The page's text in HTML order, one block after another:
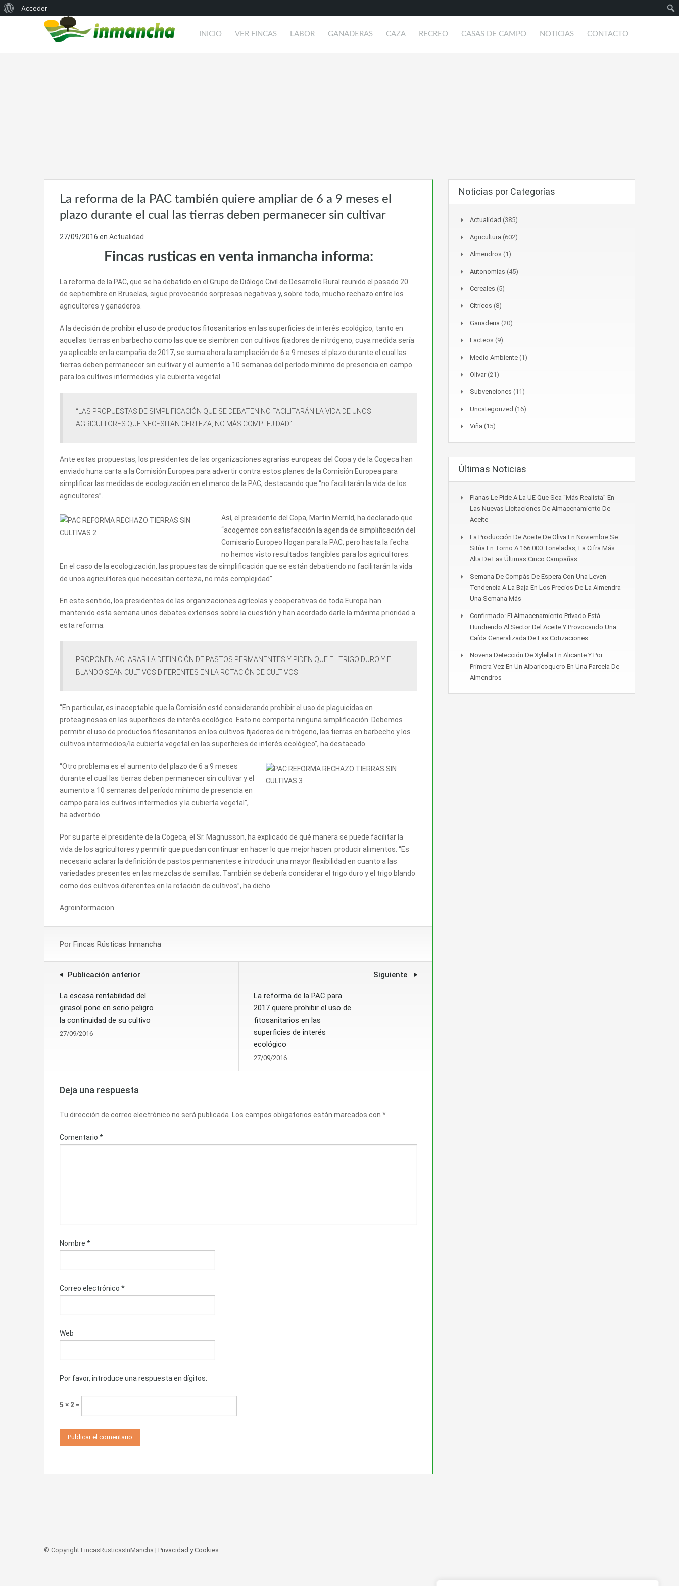
Acerca
Acceder
INICIO VER FINCAS LABOR GANADERAS CAZA RECREO CASAS DE CAMPO NOTICIAS CONTACTO
La reforma de la PAC también quiere ampliar de 6 a 9 meses el
plazo durante el cual las tierras deben permanecer sin cultivar
27/09/2016 en Actualidad
Fincas rusticas en venta inmancha informa:
La reforma de la PAC, que se ha debatido en el Grupo de Diálogo Civil de Desarrollo Rural reunido el pasado 20
de septiembre en Bruselas, sigue provocando sorpresas negativas y, sobre todo, mucho rechazo entre los
agricultores y ganaderos.
A la decisión de prohibir el uso de productos fitosanitarios en las superficies de interés ecológico, tanto en
aquellas tierras en barbecho como las que se siembren con cultivos fijadores de nitrógeno, cuya medida sería
ya aplicable en la campaña de 2017, se suma ahora la ampliación de 6 a 9 meses el plazo durante el cual las
tierras deben permanecer sin cultivar y el aumento a 10 semanas del período mínimo de presencia en campo
para los cultivos intermedios y la cubierta vegetal.
“LAS PROPUESTAS DE SIMPLIFICACIÓN QUE SE DEBATEN NO FACILITARÁN LA VIDA DE UNOS
AGRICULTORES QUE NECESITAN CERTEZA, NO MÁS COMPLEJIDAD”
Ante estas propuestas, los presidentes de las organizaciones agrarias europeas del Copa y de la Cogeca han
enviado huna carta a la Comisión Europea para advertir contra estos planes de la Comisión Europea para
simplificar las medidas de ecologización en el marco de la PAC, destacando que “no facilitarán la vida de los
agricultores”.
Así, el presidente del Copa, Martin Merrild, ha declarado que
“acogemos con satisfacción la agenda de simplificación del
Comisario Europeo Hogan para la PAC, pero hasta la fecha
no hemos visto resultados tangibles para los agricultores.
En el caso de la ecologización, las propuestas de simplificación que se están debatiendo no facilitarán la vida
de unos agricultores que necesitan certeza, no más complejidad”.
En este sentido, los presidentes de las organizaciones agrícolas y cooperativas de toda Europa han
mantenido esta semana unos debates extensos sobre la cuestión y han acordado darle la máxima prioridad a
esta reforma.
PROPONEN ACLARAR LA DEFINICIÓN DE PASTOS PERMANENTES Y PIDEN QUE EL TRIGO DURO Y EL
BLANDO SEAN CULTIVOS DIFERENTES EN LA ROTACIÓN DE CULTIVOS
“En particular, es inaceptable que la Comisión esté considerando prohibir el uso de plaguicidas en
proteaginosas en las superficies de interés ecológico. Esto no comporta ninguna simplificación. Debemos
permitir el uso de productos fitosanitarios en los cultivos fijadores de nitrógeno, las tierras en barbecho y los
cultivos intermedios/la cubierta vegetal en las superficies de interés ecológico”, ha destacado.
“Otro problema es el aumento del plazo de 6 a 9 meses
durante el cual las tierras deben permanecer sin cultivar y el
aumento a 10 semanas del período mínimo de presencia en
campo para los cultivos intermedios y la cubierta vegetal”,
ha advertido.
Por su parte el presidente de la Cogeca, el Sr. Magnusson, ha explicado de qué manera se puede facilitar la
vida de los agricultores y permitir que puedan continuar en hacer lo que mejor hacen: producir alimentos. “Es
necesario aclarar la definición de pastos permanentes e introducir una mayor flexibilidad en cuanto a las
variedades presentes en las mezclas de semillas. También se debería considerar el trigo duro y el trigo blando
como dos cultivos diferentes en la rotación de cultivos”, ha dicho.
Agroinformacion.
Por Fincas Rústicas Inmancha
Publicación anterior
La escasa rentabilidad del
girasol pone en serio peligro
la continuidad de su cultivo
27/09/2016
Siguiente
La reforma de la PAC para
2017 quiere prohibir el uso de
fitosanitarios en las
superficies de interés
ecológico
27/09/2016
Deja una respuesta
Tu dirección de correo electrónico no será publicada. Los campos obligatorios están marcados con *
Comentario *
Nombre *
Correo electrónico *
Web
Por favor, introduce una respuesta en dígitos:
5 × 2 =
Noticias por Categorías
Actualidad (385)
Agricultura (602)
Almendros (1)
Autonomías (45)
Cereales (5)
Citricos (8)
Ganaderia (20)
Lacteos (9)
Medio Ambiente (1)
Olivar(21)
Subvenciones (11)
Uncategorized (16)
Viña (15)
Últimas Noticias
Planas Le Pide A La UE Que Sea “más Realista” En
Las Nuevas Licitaciones De Almacenamiento De
Aceite
La Producción De Aceite De Oliva En Noviembre Se
Sitúa En Torno A 166.000 Toneladas, La Cifra Más
Alta De Las Últimas Cinco Campañas
Semana De Compás De Espera Con Una Leven
Tendencia A La Baja En Los Precios De La Almendra
Una Semana Más
Confirmado: El Almacenamiento Privado Está
Hundiendo Al Sector Del Aceite Y Provocando Una
Caída Generalizada De Las Cotizaciones
Novena Detección De Xylella En Alicante Y Por
Primera Vez En Un Albaricoquero En Una Parcela De
Almendros
© Copyright FincasRusticasInMancha | Privacidad y Cookies